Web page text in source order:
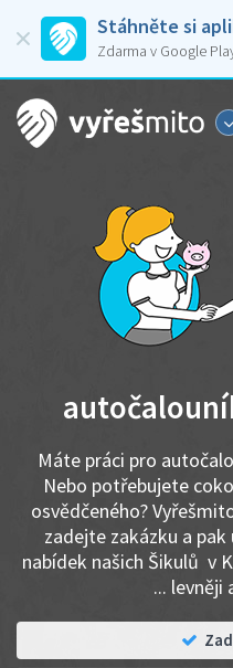
Stáhněte si
Zdarma v Google
Máte práci pro
Nebo potřebujete
osvědčeného?
zadejte zakázku a pak
nabídek našich Šikulů v
... levněji